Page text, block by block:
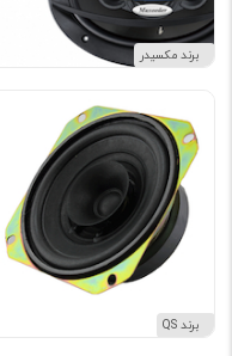
برند مکسیدر
برند QS